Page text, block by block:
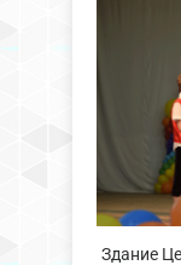
Здание